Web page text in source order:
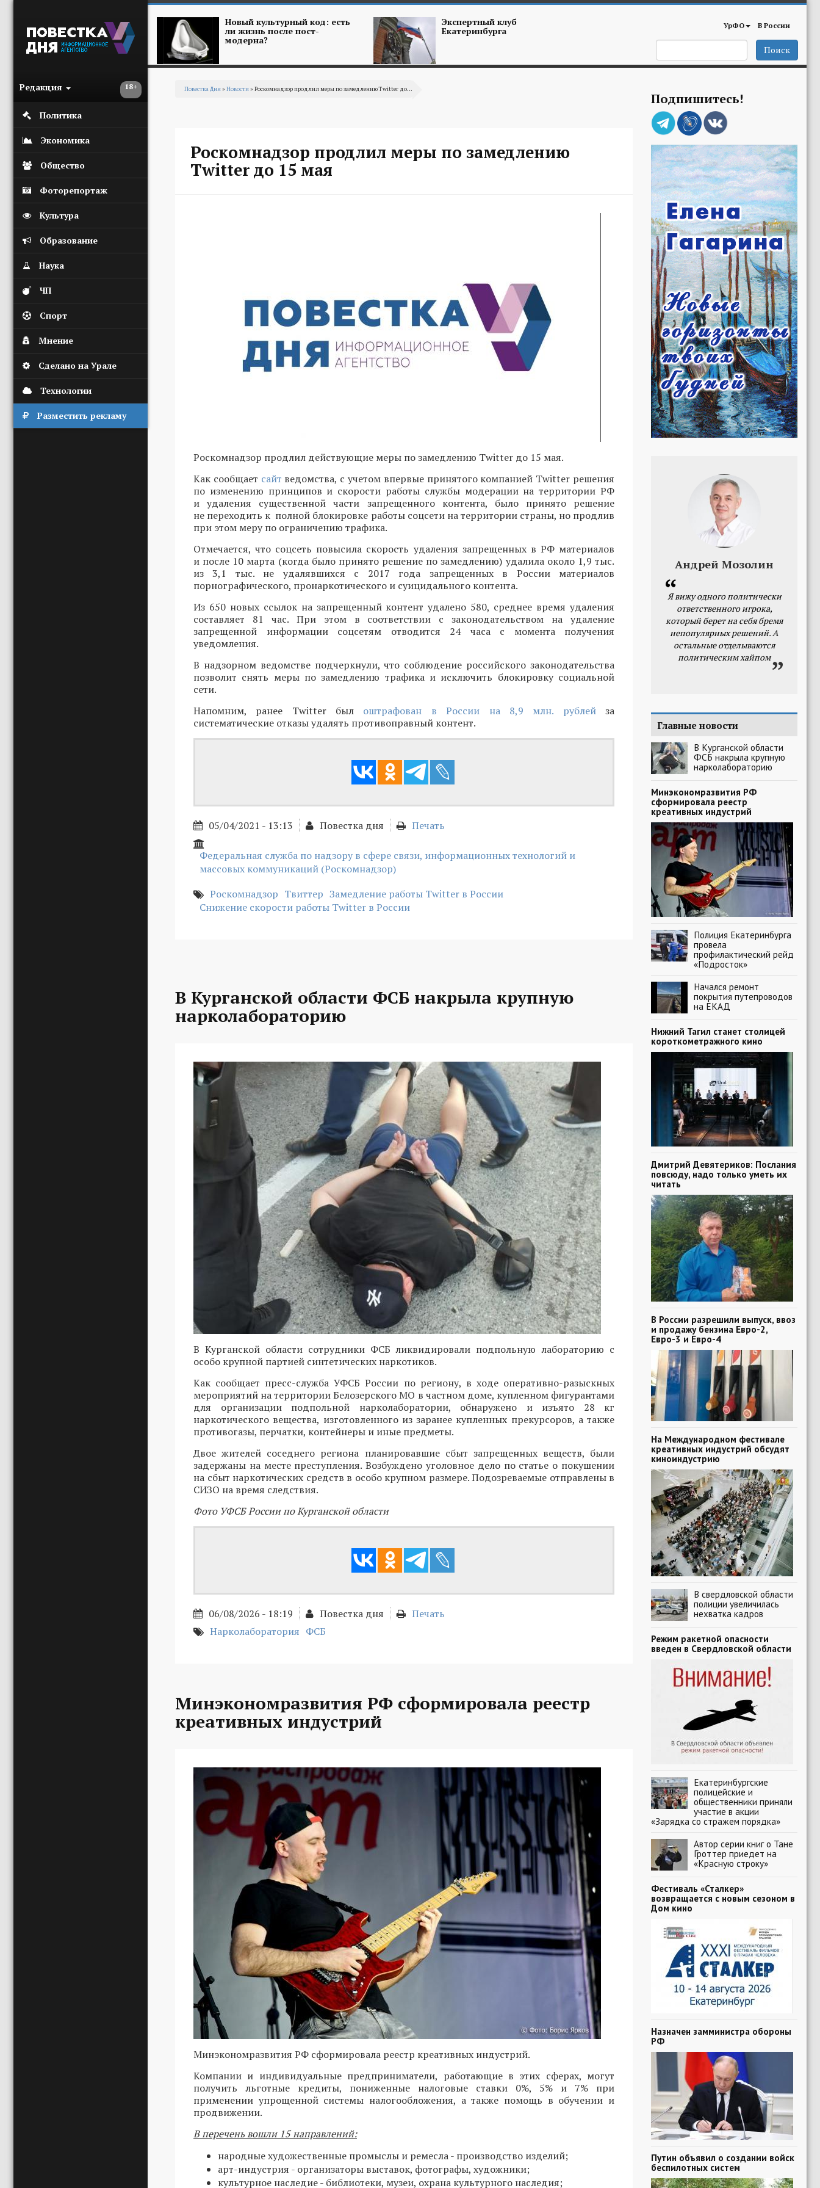
18+
Редакция
Политика
Экономика
Общество
Фоторепортаж
Культура
Образование
Наука
ЧП
Спорт
Мнение
Сделано на Урале
Технологии
Разместить рекламу
Новый культурный код: есть
ли жизнь после пост-
модерна?
Экспертный клуб
Екатеринбурга УрФО В России
Поиск
Повестка Дня» Новости» Роскомнадзор продлил меры по замедлению Twitter до...
Роскомнадзор продлил меры по замедлению
Twitter до 15 мая
Роскомнадзор продлил действующие меры по замедлению Twitter до 15 мая.
Как сообщает сайт ведомства, с учетом впервые принятого компанией Twitter решения
по изменению принципов и скорости работы службы модерации на территории РФ
и удаления существенной части запрещенного контента, было принято решение
не переходить к полной блокировке работы соцсети на территории страны, но продлив
при этом меру по ограничению трафика.
Отмечается, что соцсеть повысила скорость удаления запрещенных в РФ материалов
и после 10 марта (когда было принято решение по замедлению) удалила около 1,9 тыс.
из 3,1 тыс. не удалявшихся с 2017 года запрещенных в России материалов
порнографического, пронаркотического и суицидального контента.
Из 650 новых ссылок на запрещенный контент удалено 580, среднее время удаления
составляет 81 час. При этом в соответствии с законодательством на удаление
запрещенной информации соцсетям отводится 24 часа с момента получения
уведомления.
В надзорном ведомстве подчеркнули, что соблюдение российского законодательства
позволит снять меры по замедлению трафика и исключить блокировку социальной
сети.
Напомним, ранее Twitter был оштрафован в России на 8,9 млн. рублейза
систематические отказы удалять противоправный контент.
05/04/2021 - 13:13 Повестка дня Печать
Федеральная служба по надзору в сфере связи, информационных технологий и
массовых коммуникаций (Роскомнадзор)
Роскомнадзор Твиттер Замедление работы Twitter в России
Снижение скорости работы Twitter в России
В Курганской области ФСБ накрыла крупную
нарколабораторию
В Курганской области сотрудники ФСБ ликвидировали подпольную лабораторию с
особо крупной партией синтетических наркотиков.
Как сообщает пресс-служба УФСБ России по региону, в ходе оперативно-разыскных
мероприятий на территории Белозерского МО в частном доме, купленном фигурантами
для организации подпольной нарколаборатории, обнаружено и изъято 28 кг
наркотического вещества, изготовленного из заранее купленных прекурсоров, а также
противогазы, перчатки, контейнеры и иные предметы.
Двое жителей соседнего региона планировавшие сбыт запрещенных веществ, были
задержаны на месте преступления. Возбуждено уголовное дело по статье о покушении
на сбыт наркотических средств в особо крупном размере. Подозреваемые отправлены в
СИЗО на время следствия.
Фото УФСБ России по Курганской области
06/08/2026 - 18:19 Повестка дня
Печать
Нарколаборатория ФСБ
Минэкономразвития РФ сформировала реестр
креативных индустрий
Минэкономразвития РФ сформировала реестр креативных индустрий.
Компании и индивидуальные предприниматели, работающие в этих сферах, могут
получить льготные кредиты, пониженные налоговые ставки 0%, 5% и 7% при
применении упрощенной системы налогообложения, а также помощь в обучении и
продвижении.
В перечень вошли 15 направлений:
народные художественные промыслы и ремесла - производство изделий;
арт-индустрия - организаторы выставок, фотографы, художники;
культурное наследие - библиотеки, музеи, охрана культурного наследия;
Подпишитесь!
Андрей Мозолин
Я вижу одного политически
ответственного игрока,
который берет на себя бремя
непопулярных решений. А
остальные отделываются
политическим хайпом
Главные новости
В Курганской области
ФСБ накрыла крупную
нарколабораторию
Минэкономразвития РФ
сформировала реестр
креативных индустрий
Полиция Екатеринбурга
провела
профилактический рейд
«Подросток»
Начался ремонт
покрытия путепроводов
на ЕКАД
Нижний Тагил станет столицей
короткометражного кино
Дмитрий Девятериков: Послания
повсюду, надо только уметь их
читать
В России разрешили выпуск, ввоз
и продажу бензина Евро-2,
Евро-3 и Евро-4
На Международном фестивале
креативных индустрий обсудят
киноиндустрию
В свердловской области
полиции увеличилась
нехватка кадров
Режим ракетной опасности
введен в Свердловской области
Екатеринбургские
полицейские и
общественники приняли
участие в акции
«Зарядка со стражем порядка»
Автор серии книг о Тане
Гроттер приедет на
«Красную строку»
Фестиваль «Сталкер»
возвращается с новым сезоном в
Дом кино
Назначен замминистра обороны
РФ
Путин объявил о создании войск
беспилотных систем